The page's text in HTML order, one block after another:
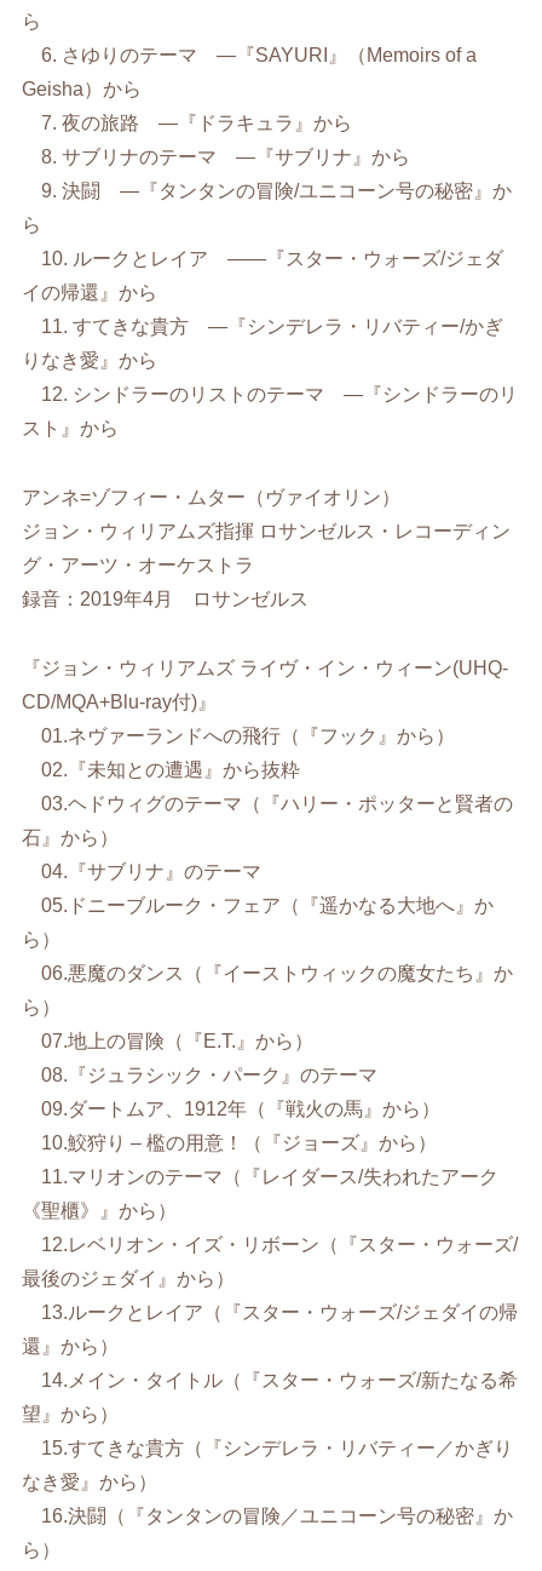
ら
6. さゆりのテーマ ―『SAYURI』（Memoirs of a
Geisha）から
7. 夜の旅路 ―『ドラキュラ』から
8. サブリナのテーマ ―『サブリナ』から
9. 決闘 ―『タンタンの冒険/ユニコーン号の秘密』か
ら
10. ルークとレイア ――『スター・ウォーズ/ジェダ
イの帰還』から
11. すてきな貴方 ―『シンデレラ・リバティー/かぎ
りなき愛』から
12. シンドラーのリストのテーマ ―『シンドラーのリ
スト』から
アンネ=ゾフィー・ムター（ヴァイオリン）
ジョン・ウィリアムズ指揮 ロサンゼルス・レコーディン
グ・アーツ・オーケストラ
録音：2019年4月 ロサンゼルス
『ジョン・ウィリアムズ ライヴ・イン・ウィーン(UHQ-
CD/MQA+Blu-ray付)』
01.ネヴァーランドへの飛行（『フック』から）
02.『未知との遭遇』から抜粋
03.ヘドウィグのテーマ（『ハリー・ポッターと賢者の
石』から）
04.『サブリナ』のテーマ
05.ドニーブルーク・フェア（『遥かなる大地へ』か
ら）
06.悪魔のダンス（『イーストウィックの魔女たち』か
ら）
07.地上の冒険（『E.T.』から）
08.『ジュラシック・パーク』のテーマ
09.ダートムア、1912年（『戦火の馬』から）
10.鮫狩り – 檻の用意！（『ジョーズ』から）
11.マリオンのテーマ（『レイダース/失われたアーク
《聖櫃》』から）
12.レベリオン・イズ・リボーン（『スター・ウォーズ/
最後のジェダイ』から）
13.ルークとレイア（『スター・ウォーズ/ジェダイの帰
還』から）
14.メイン・タイトル（『スター・ウォーズ/新たなる希
望』から）
15.すてきな貴方（『シンデレラ・リバティー／かぎり
なき愛』から）
16.決闘（『タンタンの冒険／ユニコーン号の秘密』か
ら）